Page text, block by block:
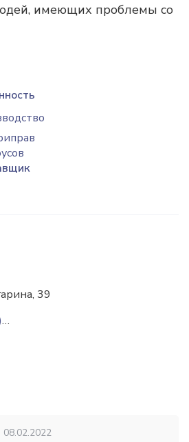
имеющих проблемы со
39
+380(67)958-75-75